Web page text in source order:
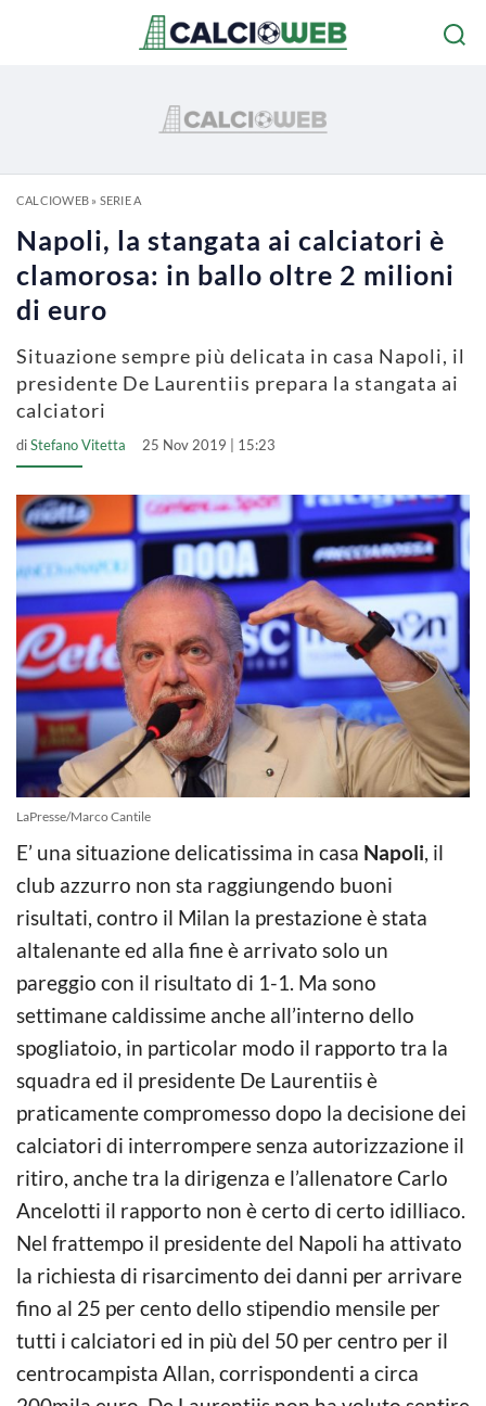
CALCIOWEB» SERIE A
Napoli, la stangata ai calciatori è
clamorosa: in ballo oltre 2 milioni
di euro
Situazione sempre più delicata in casa Napoli, il
presidente De Laurentiis prepara la stangata ai
calciatori
diStefano Vitetta 25 Nov 2019 | 15:23
LaPresse/Marco Cantile
E’ una situazione delicatissima in casa Napoli, il
club azzurro non sta raggiungendo buoni
risultati, contro il Milan la prestazione è stata
altalenante ed alla fine è arrivato solo un
pareggio con il risultato di 1-1. Ma sono
settimane caldissime anche all’interno dello
spogliatoio, in particolar modo il rapporto tra la
squadra ed il presidente De Laurentiis è
praticamente compromesso dopo la decisione dei
calciatori di interrompere senza autorizzazione il
ritiro, anche tra la dirigenza e l’allenatore Carlo
Ancelotti il rapporto non è certo di certo idilliaco.
Nel frattempo il presidente del Napoli ha attivato
la richiesta di risarcimento dei danni per arrivare
fino al 25 per cento dello stipendio mensile per
tutti i calciatori ed in più del 50 per centro per il
centrocampista Allan, corrispondenti a circa